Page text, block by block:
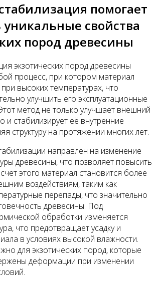
помогает
уникальные свойства
пород древесины
экзотических пород древесины
процесс, при котором материал
высоких температурах, что
улучшить его эксплуатационные
метод не только улучшает внешний
и стабилизирует её внутренние
структуру на протяжении многих лет.
направлен на изменение
древесины, что позволяет повысить
этого материал становится более
воздействиям, таким как
перепады, что значительно
древесины. Под
обработки изменяется
что предотвращает усадку и
в условиях высокой влажности.
для экзотических пород, которые
деформации при изменении